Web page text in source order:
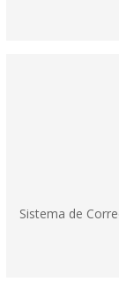
Sistema de